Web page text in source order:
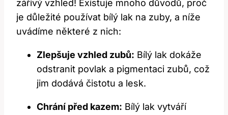
zářivý vzhled! Existuje mnoho důvodů, proč
je důležité používat bílý lak⁣ na zuby,​ a níže
uvádíme ‍některé z ⁤nich:
Zlepšuje ‍vzhled zubů: Bílý lak ‍dokáže
odstranit povlak a pigmentaci zubů, což
jim dodává čistotu a ​lesk.
Chrání ⁣před kazem: Bílý lak ‌vytváří